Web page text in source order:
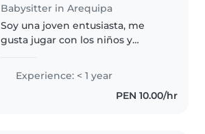
Babysitter in Arequipa
Soy una joven entusiasta, me
gusta jugar con los niños y
divertida, también me gusta
mucho crear nuevas cosas y
experimentar con el arte
Experience: < 1 year
PEN 10.00/hr